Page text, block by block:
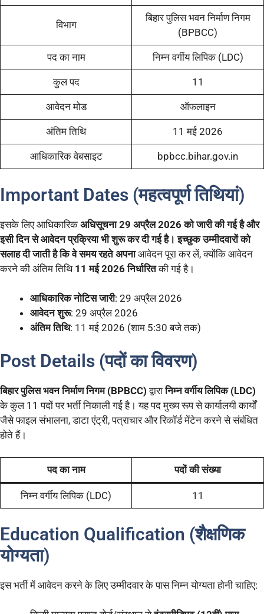
विभाग
बिहार पुलिस भवन निर्माण निगम
(BPBCC)
पद का नाम निम्न वर्गीय लिपिक (LDC)
कुल पद 11
आवेदन मोड ऑफलाइन
अंतिम तिथि 11 मई 2026
आधिकारिक वेबसाइट bpbcc.bihar.gov.in
Important Dates (महत्वपूर्ण तिथियां)
इसके लिए आधिकारिक अधिसूचना 29 अप्रैल 2026 को जारी की गई है और
इसी दिन से आवेदन प्रक्रिया भी शुरू कर दी गई है। इच्छुक उम्मीदवारों को
सलाह दी जाती है कि वे समय रहते अपनाआवेदन पूरा कर लें, क्योंकि आवेदन
करने की अंतिम तिथि11 मई 2026 निर्धारितकी गई है।
आधिकारिक नोटिस जारी: 29 अप्रैल 2026
आवेदन शुरू: 29 अप्रैल 2026
अंतिम तिथि: 11 मई 2026 (शाम 5:30 बजे तक)
Post Details (पदों का विवरण)
बिहार पुलिस भवन निर्माण निगम (BPBCC)द्वारानिम्न वर्गीय लिपिक (LDC)
के कुल 11 पदों पर भर्ती निकाली गई है। यह पद मुख्य रूप से कार्यालयी कार्यों
जैसे फाइल संभालना, डाटा एंट्री, पत्राचार और रिकॉर्ड मेंटेन करने से संबंधित
होते हैं।
पद का नाम पदों की संख्या
निम्न वर्गीय लिपिक (LDC) 11
Education Qualification (शैक्षणिक
योग्यता)
इस भर्ती में आवेदन करने के लिए उम्मीदवार के पास निम्न योग्यता होनी चाहिए: